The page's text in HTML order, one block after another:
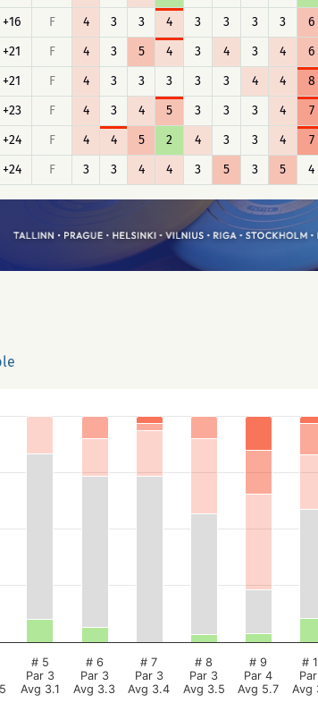
+16 F 4 3 3 4 3 3 3 3 6
+21 F 4 3 5 4 3 4 3 4 6
+21 F 4 3 3 3 3 3 4 4 8
+23 F 4 3 4 5 3 3 3 4 7
+24 F 4 4 5 2 4 3 3 4 7
+24 F 3 3 4 4 3 5 3 5 4
# 5
Par 3
Avg 3.1
# 6
Par 3
Avg 3.3
# 7
Par 3
Avg 3.4
# 8
Par 3
Avg 3.5
# 9
Par 4
Avg 5.7
#
Avg